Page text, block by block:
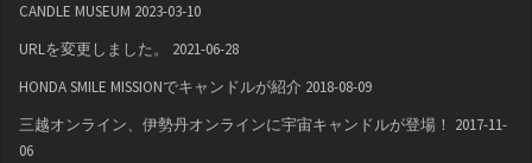
CANDLE MUSEUM 2023-03-10
URLを変更しました。
2021-06-28
HONDA SMILE MISSIONでキャンドルが紹介 2018-08-09
三越オンライン、伊勢丹オンラインに宇宙キャンドルが登場！ 2017-11-
06